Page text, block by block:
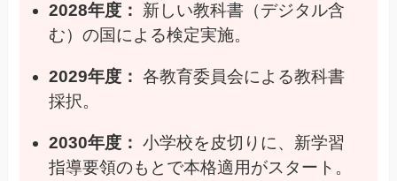
2028年度：
新しい教科書（デジタル含
む）の国による検定実施。
2029年度： 各教育委員会による教科書
採択。
2030年度： 小学校を皮切りに、新学習
指導要領のもとで本格適用がスタート。